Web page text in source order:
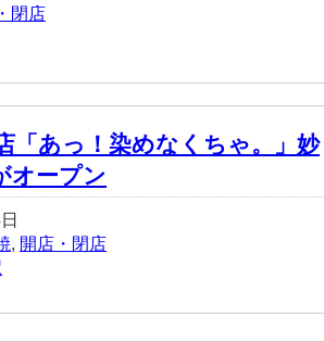
閉店
「あっ！染めなくちゃ。」妙
オープン
, 開店・閉店